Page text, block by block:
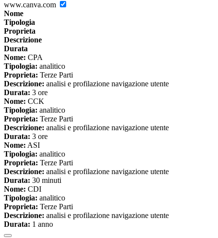
www.canva.com
Nome
Tipologia
Proprieta
Descrizione
Durata
Nome: CPA
Tipologia: analitico
Proprieta: Terze Parti
Descrizione: analisi e profilazione navigazione utente
Durata: 3 ore
Nome: CCK
Tipologia: analitico
Proprieta: Terze Parti
Descrizione: analisi e profilazione navigazione utente
Durata: 3 ore
Nome: ASI
Tipologia: analitico
Proprieta: Terze Parti
Descrizione: analisi e profilazione navigazione utente
Durata: 30 minuti
Nome: CDI
Tipologia: analitico
Proprieta: Terze Parti
Descrizione: analisi e profilazione navigazione utente
Durata: 1 anno